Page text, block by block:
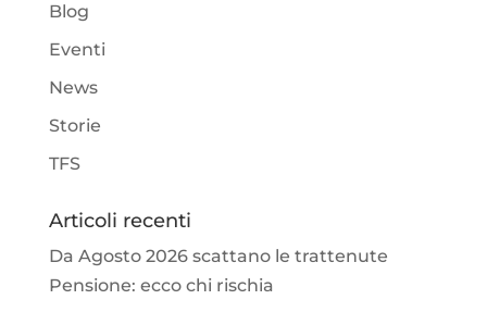
Blog
Eventi
News
Storie
TFS
Articoli recenti
Da Agosto 2026 scattano le trattenute
Pensione: ecco chi rischia